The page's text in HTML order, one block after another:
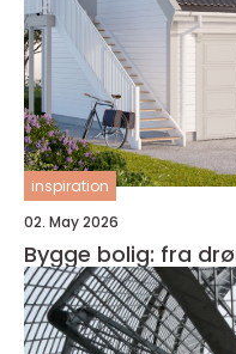
inspiration
02. May 2026
Bygge bolig: fra